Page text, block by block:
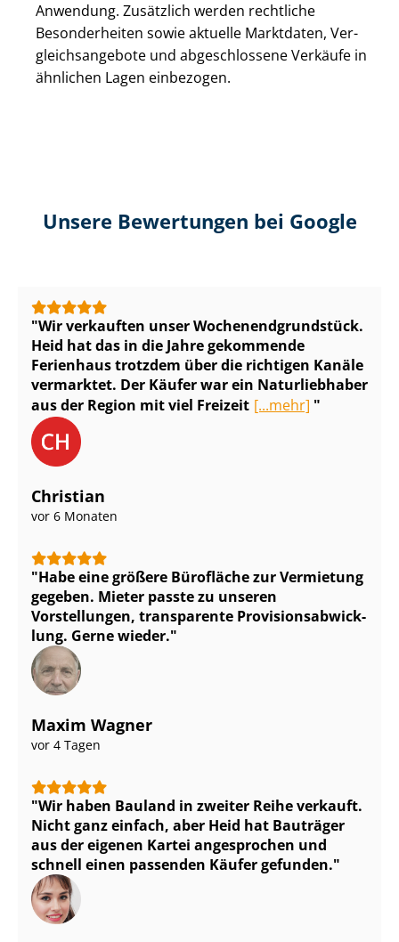
Anwendung. Zusätzlich werden rechtliche
Besonderheiten sowie aktuelle Marktdaten, Ver­
gleichs­an­ge­bo­te und abgeschlossene Verkäufe in
ähnlichen Lagen einbezogen.
Unsere Bewertungen bei Google
Wir verkauften unser Wo­chen­end­grund­stück.
Heid hat das in die Jahre gekommende
Ferienhaus trotzdem über die richtigen Kanäle
vermarktet. Der Käufer war ein Naturliebhaber
aus der Region mit viel Freizeit [...mehr]
Christian
vor 6 Monaten
Habe eine größere Bürofläche zur Vermietung
gegeben. Mieter passte zu unseren
Vorstellungen, transparente Pro­vi­si­ons­ab­wick­
lung. Gerne wieder.
Maxim Wagner
vor 4 Tagen
Wir haben Bauland in zweiter Reihe verkauft.
Nicht ganz einfach, aber Heid hat Bauträger
aus der eigenen Kartei angesprochen und
schnell einen passenden Käufer gefunden.